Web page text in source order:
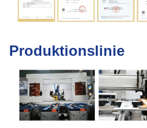
Produktionslinie